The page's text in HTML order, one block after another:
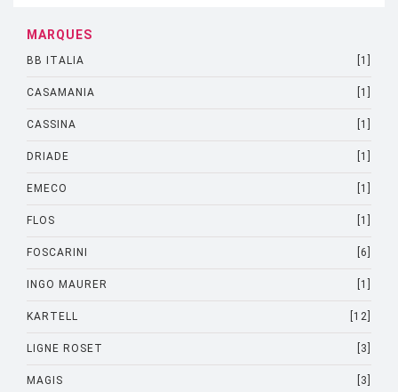
MARQUES
BB ITALIA [1]
CASAMANIA [1]
CASSINA [1]
DRIADE [1]
EMECO [1]
FLOS [1]
FOSCARINI [6]
INGO MAURER [1]
KARTELL [12]
LIGNE ROSET [3]
MAGIS [3]